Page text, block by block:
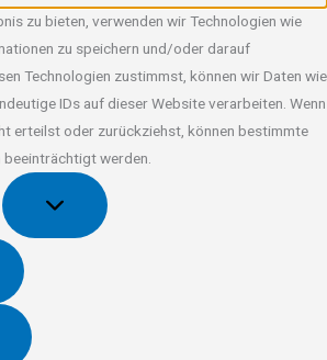
zu bieten, verwenden wir Technologien wie
zu speichern und/oder darauf
Technologien zustimmst, können wir Daten wie
IDs auf dieser Website verarbeiten. Wenn
erteilst oder zurückziehst, können bestimmte
werden.